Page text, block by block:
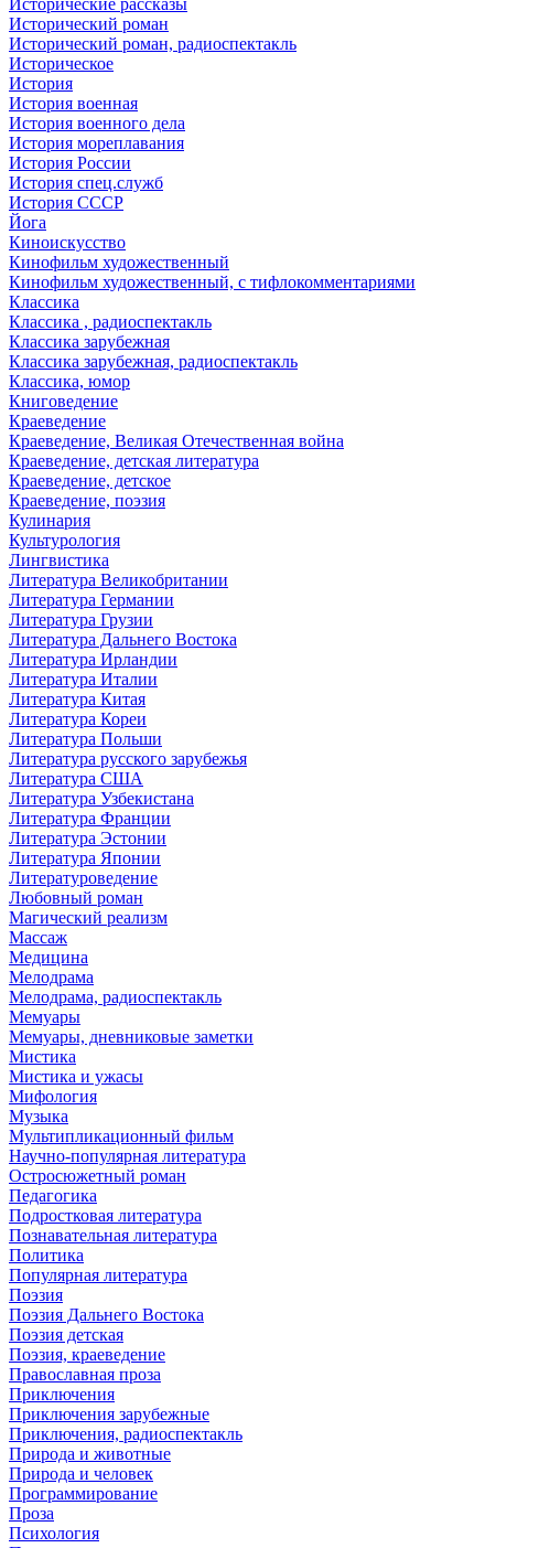
Исторический роман
Исторический роман, радиоспектакль
Историческое
История
История военная
История военного дела
История мореплавания
История России
История спец.служб
История СССР
Йога
Киноискусство
Кинофильм художественный
Кинофильм художественный, с тифлокомментариями
Классика
Классика , радиоспектакль
Классика зарубежная
Классика зарубежная, радиоспектакль
Классика, юмор
Книговедение
Краеведение
Краеведение, Великая Отечественная война
Краеведение, детская литература
Краеведение, детское
Краеведение, поэзия
Кулинария
Культурология
Лингвистика
Литература Великобритании
Литература Германии
Литература Грузии
Литература Дальнего Востока
Литература Ирландии
Литература Италии
Литература Китая
Литература Кореи
Литература Польши
Литература русского зарубежья
Литература США
Литература Узбекистана
Литература Франции
Литература Эстонии
Литература Японии
Литературоведение
Любовный роман
Магический реализм
Массаж
Медицина
Мелодрама
Мелодрама, радиоспектакль
Мемуары
Мемуары, дневниковые заметки
Мистика
Мистика и ужасы
Мифология
Музыка
Мультипликационный фильм
Научно-популярная литература
Остросюжетный роман
Педагогика
Подростковая литература
Познавательная литература
Политика
Популярная литература
Поэзия
Поэзия Дальнего Востока
Поэзия детская
Поэзия, краеведение
Православная проза
Приключения
Приключения зарубежные
Приключения, радиоспектакль
Природа и животные
Природа и человек
Программирование
Проза
Психология